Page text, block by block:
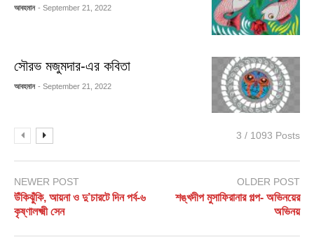
আবহমান - September 21, 2022
সৌরভ মজুমদার-এর কবিতা
আবহমান - September 21, 2022
3 / 1093 Posts
NEWER POST
উঁকিঝুঁকি, আয়না ও দু’চারটে দিন পর্ব-৬
কৃষ্ণালক্ষ্মী সেন
OLDER POST
শঙ্খদীপ মুসাফিরানার গল্প- অভিনয়ের
অভিনয়